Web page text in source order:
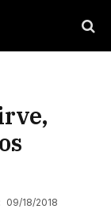
09/18/2018